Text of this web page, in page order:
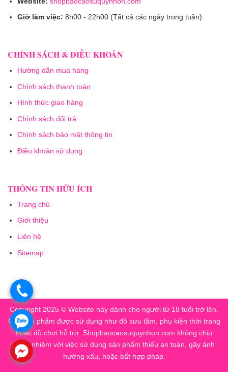
Giờ làm việc: 8h00 - 22h00 (Tất cả các ngày trong tuần)
CHÍNH SÁCH & ĐIỀU KHOẢN
Hướng dẫn mua hàng
Chính sách thanh toán
Hình thức giao hàng
Chính sách đổi trả
Chính sách bảo mật thông tin
Điều khoản sử dụng
THÔNG TIN HỮU ÍCH
Trang chủ
Giới thiệu
Liên hệ
Sitemap
Copyright 2025 © Website này dành cho người từ 18 tuổi trở lên.
Các sản phẩm được sử dụng như đồ sưu tầm, phụ kiện thời trang
hoặc đồ chơi hỗ trợ. Shopbaocaosuquynhon.com không chịu
trách nhiệm với việc sử dụng sản phẩm thiếu an toàn, gây ảnh
hưởng xấu, hoặc bất hợp pháp.
.
.
.